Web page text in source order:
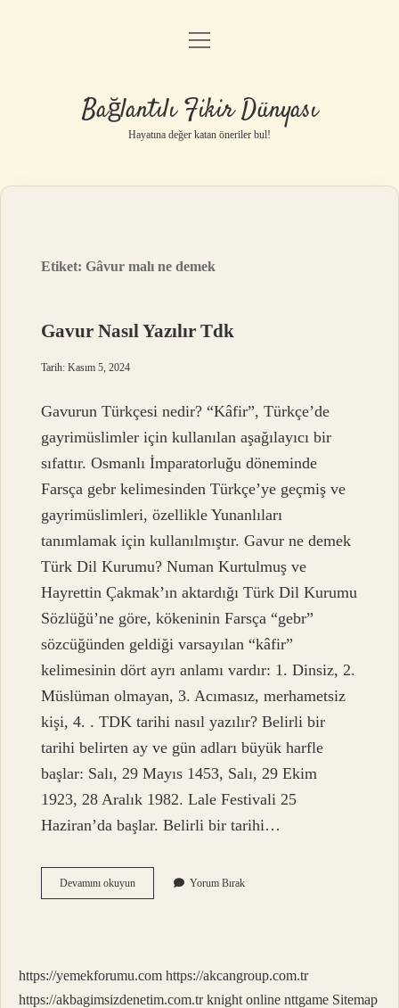
Anasayfa
Yasal Uyarı
menüyü
Bağlantılı Fikir Dünyası
Hayatına değer katan öneriler bul!
Etiket:Gâvur malı ne demek
Gavur Nasıl Yazılır Tdk
Tarih: Kasım 5, 2024
Gavurun Türkçesi nedir? “Kâfir”, Türkçe’de
gayrimüslimler için kullanılan aşağılayıcı bir
sıfattır. Osmanlı İmparatorluğu döneminde
Farsça gebr kelimesinden Türkçe’ye geçmiş ve
gayrimüslimleri, özellikle Yunanlıları
tanımlamak için kullanılmıştır. Gavur ne demek
Türk Dil Kurumu? Numan Kurtulmuş ve
Hayrettin Çakmak’ın aktardığı Türk Dil Kurumu
Sözlüğü’ne göre, kökeninin Farsça “gebr”
sözcüğünden geldiği varsayılan “kâfir”
kelimesinin dört ayrı anlamı vardır: 1. Dinsiz, 2.
Müslüman olmayan, 3. Acımasız, merhametsiz
kişi, 4. . TDK tarihi nasıl yazılır? Belirli bir
tarihi belirten ay ve gün adları büyük harfle
başlar: Salı, 29 Mayıs 1453, Salı, 29 Ekim
1923, 28 Aralık 1982. Lale Festivali 25
Haziran’da başlar. Belirli bir tarihi…
Devamını okuyunGavur
Nasıl
Yorum Bırak
https://yemekforumu.com https://akcangroup.com.tr
https://akbagimsizdenetim.com.tr knight online nttgame Sitemap